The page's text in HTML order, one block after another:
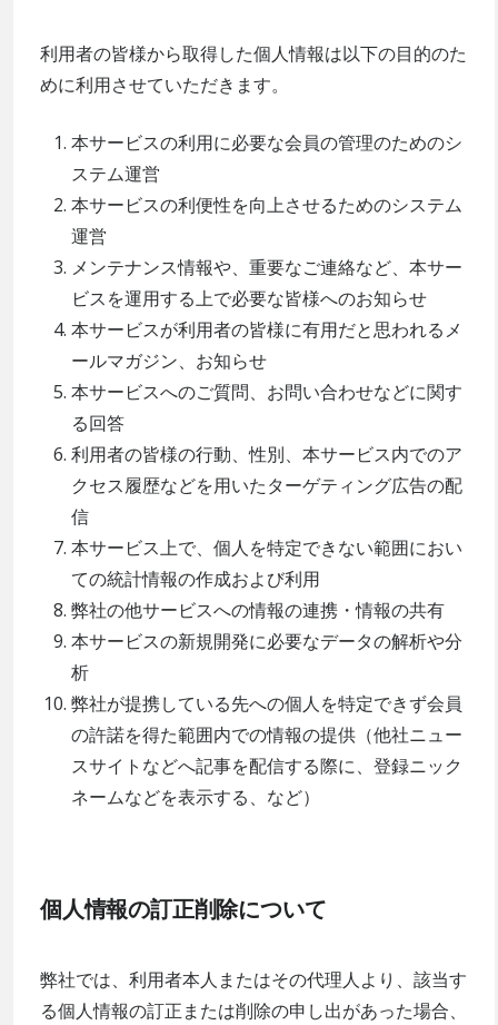
利用者の皆様から取得した個人情報は以下の目的のた
めに利用させていただきます。
本サービスの利用に必要な会員の管理のためのシ
ステム運営
本サービスの利便性を向上させるためのシステム
運営
メンテナンス情報や、重要なご連絡など、本サー
ビスを運用する上で必要な皆様へのお知らせ
本サービスが利用者の皆様に有用だと思われるメ
ールマガジン、お知らせ
本サービスへのご質問、お問い合わせなどに関す
る回答
利用者の皆様の行動、性別、本サービス内でのア
クセス履歴などを用いたターゲティング広告の配
信
本サービス上で、個人を特定できない範囲におい
ての統計情報の作成および利用
弊社の他サービスへの情報の連携・情報の共有
本サービスの新規開発に必要なデータの解析や分
析
弊社が提携している先への個人を特定できず会員
の許諾を得た範囲内での情報の提供（他社ニュー
スサイトなどへ記事を配信する際に、登録ニック
ネームなどを表示する、など）
個人情報の訂正削除について
弊社では、利用者本人またはその代理人より、該当す
る個人情報の訂正または削除の申し出があった場合、